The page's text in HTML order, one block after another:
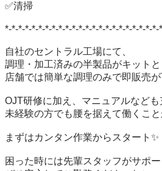
✅清掃
*-*-*-*-*-*-*-*-*-*-*-*-*-*-*-*-*-*-*-*-*-*-*-
自社のセントラル工場にて、
調理・加工済みの半製品がキットと
店舗では簡単な調理のみで即販売が
OJT研修に加え、マニュアルなども
未経験の方でも腰を据えて働くこ
まずはカンタン作業からスタート✨
困った時には先輩スタッフがサポー